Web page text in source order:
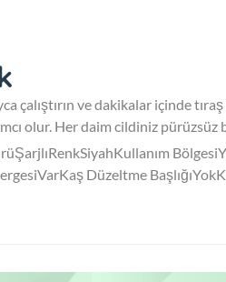
ve dakikalar içinde tıraş
olur. Her daim cildiniz pürüzsüz
Düzeltme